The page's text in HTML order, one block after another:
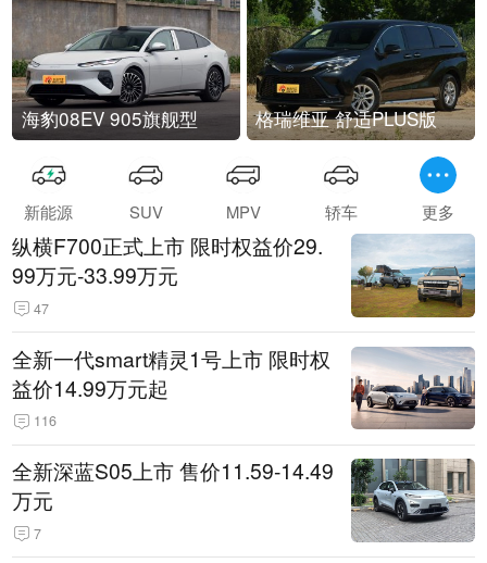
海豹08EV 905旗舰型 格瑞维亚 舒适PLUS版
新能源 SUV MPV 轿车 更多
纵横F700正式上市 限时权益价29.
99万元-33.99万元
47
全新一代smart精灵1号上市 限时权
益价14.99万元起
116
全新深蓝S05上市 售价11.59-14.49
万元
7